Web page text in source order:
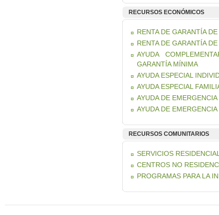
RECURSOS ECONÓMICOS
RENTA DE GARANTÍA
RENTA DE GARANTÍA
AYUDA
GARANTÍA MÍNIMA
AYUDA ESPECIAL
AYUDA ESPECIAL
AYUDA DE
AYUDA DE
RECURSOS COMUNITARIOS
SERVICIOS
CENTROS NO
PROGRAMAS PARA LA